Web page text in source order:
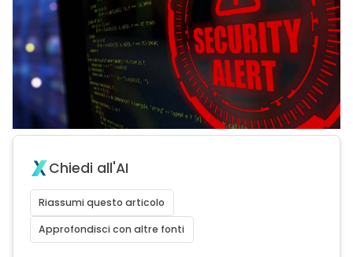
Chiedi all'AI
Riassumi questo articolo
Approfondisci con altre fonti